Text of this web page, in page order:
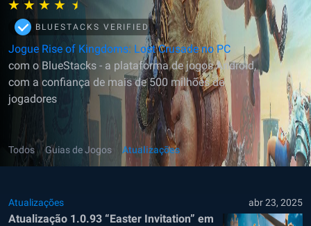
BLUESTACKS VERIFIED
Jogue Rise of Kingdoms: Lost Crusade no PC
com o BlueStacks - a plataforma de jogos Android,
com a confiança de mais de 500 milhões de
jogadores
Todos Guias de Jogos Atualizações
Atualizações abr 23, 2025
Atualização 1.0.93 “Easter Invitation” em